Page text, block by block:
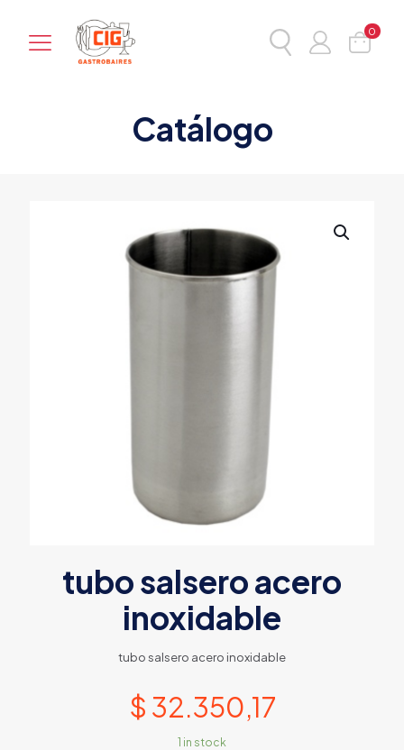
0
Catálogo
tubo salsero acero
inoxidable
tubo salsero acero inoxidable
$ 32.350,17
1 in stock